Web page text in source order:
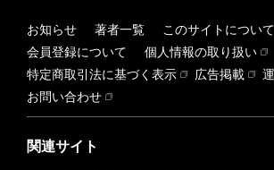
お知らせ 著者一覧
このサイトについて
会員登録について
個人情報の取り扱い
特定商取引法に基づく表示
広告掲載
お問い合わせ
関連サイト